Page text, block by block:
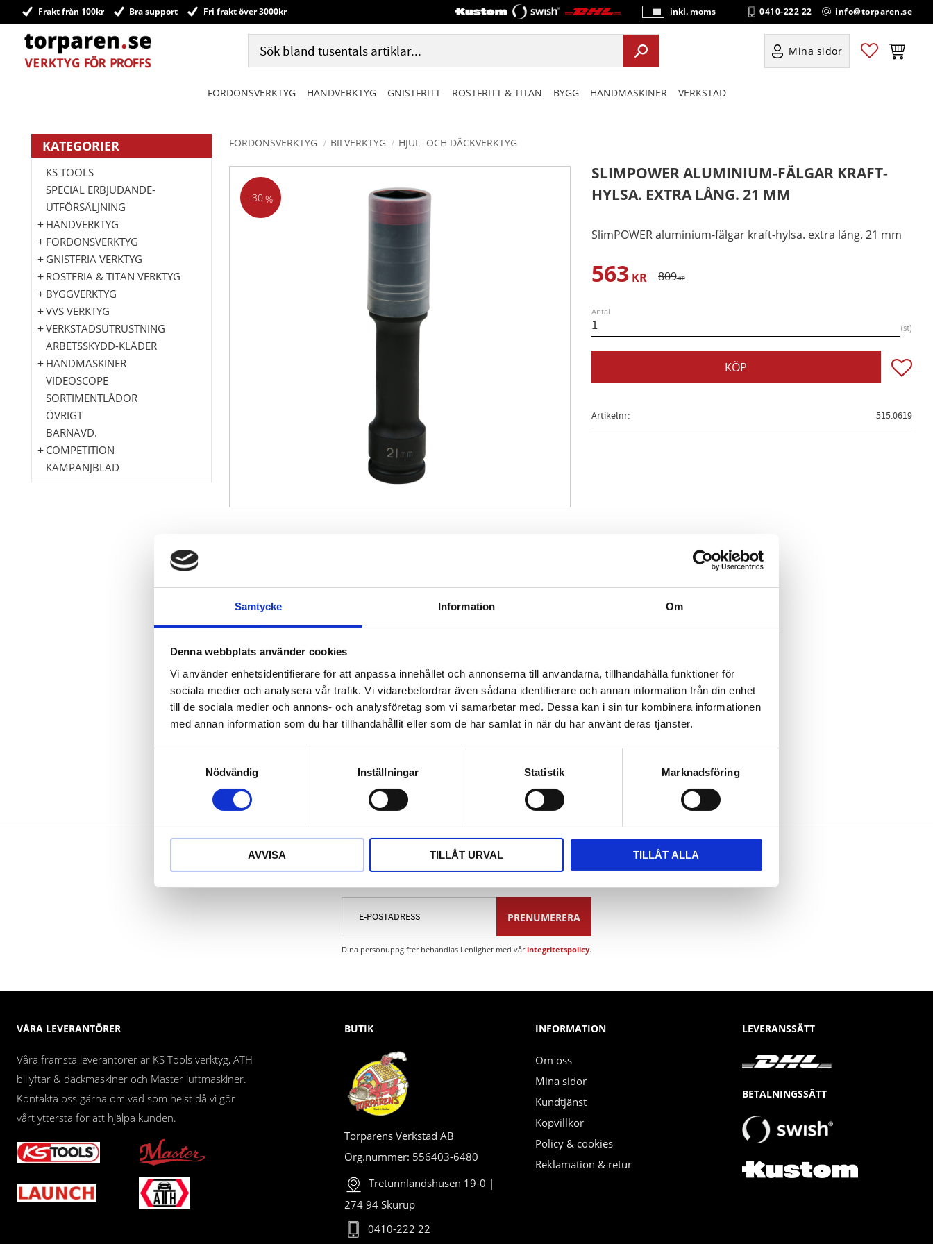
Samtycke Information Om
Denna webbplats använder cookies
Vi använder enhetsidentifierare för att anpassa innehållet och annonserna till användarna, tillhandahålla funktioner för
sociala medier och analysera vår trafik. Vi vidarebefordrar även sådana identifierare och annan information från din enhet
till de sociala medier och annons- och analysföretag som vi samarbetar med. Dessa kan i sin tur kombinera informationen
med annan information som du har tillhandahållit eller som de har samlat in när du har använt deras tjänster.
Nödvändig
Inställningar Statistik Marknadsföring
AVVISA TILLÅT URVAL TILLÅT ALLA
Frakt från 100kr Bra support Fri frakt över 3000kr
P
ri
s
e
vi
inkl. moms 0410-222 22 info@torparen.se
Mina sidor Favoriter
FORDONSVERKTYG HANDVERKTYG GNISTFRITT ROSTFRITT & TITAN BYGG HANDMASKINER VERKSTAD
FORDONSVERKTYG BILVERKTYG HJUL- OCH DÄCKVERKTYG
SLIMPOWER ALUMINIUM-FÄLGAR KRAFT-
HYLSA. EXTRA LÅNG. 21 MM
SlimPOWER aluminium-fälgar kraft-hylsa. extra lång. 21 mm
30%
Nedsatt pris:
563 KR Ordinarie pris:
809KR
Antal
st
KÖP Lägg
Artikelnr 515.0619
Innerfyrkant enligt DIN 3121 / ISO 1174
Extra långt utförande
För maskinaktivering
Plastmantlad för arbete på alu-fälgar utan skador
Plasthylsan kan bytas ut
Färgkodad efter nyckelstorlek
Behandlat med fosfor
Krom molybden
KATEGORIER
KS TOOLS
SPECIAL ERBJUDANDE-
UTFÖRSÄLJNING
HANDVERKTYG
FORDONSVERKTYG
GNISTFRIA VERKTYG
ROSTFRIA & TITAN VERKTYG
BYGGVERKTYG
VVS VERKTYG
VERKSTADSUTRUSTNING
ARBETSSKYDD-KLÄDER
HANDMASKINER
VIDEOSCOPE
SORTIMENTLÅDOR
ÖVRIGT
BARNAVD.
COMPETITION
KAMPANJBLAD
Nyhetsbrev
PRENUMERERA
Dina personuppgifter behandlas i enlighet med vårintegritetspolicy.
VÅRA LEVERANTÖRER
Våra främsta leverantörer är KS Tools verktyg, ATH
billyftar & däckmaskiner och Master luftmaskiner.
Kontakta oss gärna om vad som helst då vi gör
vårt yttersta för att hjälpa kunden.
BUTIK
Torparens Verkstad AB
Org.nummer: 556403-6480
Tretunnlandshusen 19-0 |
274 94 Skurup
0410-222 22
INFORMATION
Om oss
Mina sidor
Kundtjänst
Köpvillkor
Policy & cookies
Reklamation & retur
LEVERANSSÄTT
BETALNINGSSÄTT